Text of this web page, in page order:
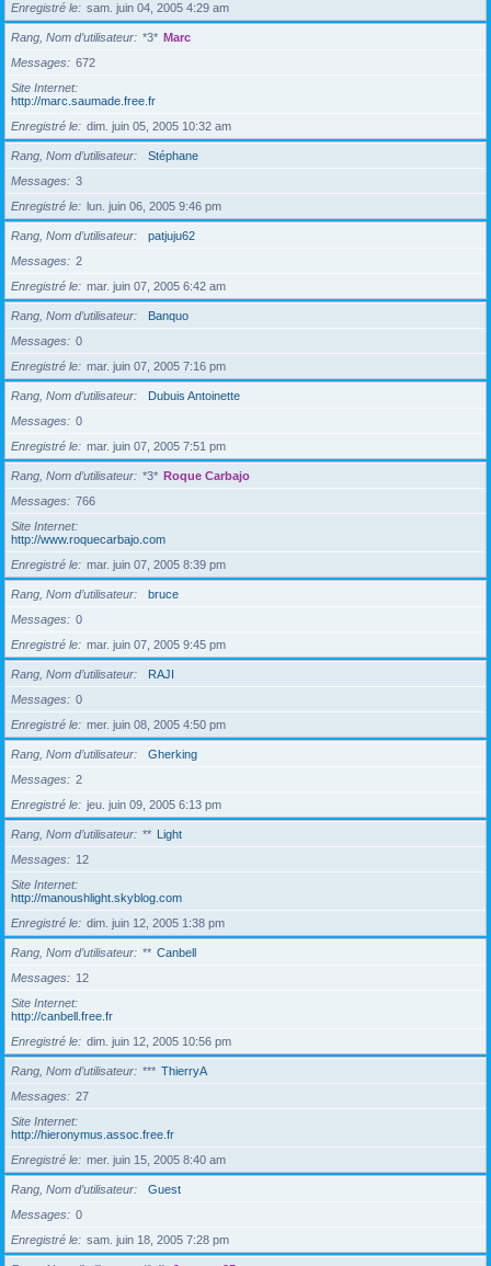
Enregistré le
sam. juin 04, 2005 4:29 am
Rang, Nom d’utilisateur *3* Marc
Messages
672
Site Internet
http://marc.saumade.free.fr
Enregistré le
dim. juin 05, 2005 10:32 am
Rang, Nom d’utilisateur
Stéphane
Messages
3
Enregistré le
lun. juin 06, 2005 9:46 pm
Rang, Nom d’utilisateur
patjuju62
Messages
2
Enregistré le
mar. juin 07, 2005 6:42 am
Rang, Nom d’utilisateur
Banquo
Messages
0
Enregistré le
mar. juin 07, 2005 7:16 pm
Rang, Nom d’utilisateur
Dubuis Antoinette
Messages
0
Enregistré le
mar. juin 07, 2005 7:51 pm
Rang, Nom d’utilisateur *3* Roque Carbajo
Messages
766
Site Internet
http://www.roquecarbajo.com
Enregistré le
mar. juin 07, 2005 8:39 pm
Rang, Nom d’utilisateur
bruce
Messages
0
Enregistré le
mar. juin 07, 2005 9:45 pm
Rang, Nom d’utilisateur
RAJI
Messages
0
Enregistré le
mer. juin 08, 2005 4:50 pm
Rang, Nom d’utilisateur
Gherking
Messages
2
Enregistré le
jeu. juin 09, 2005 6:13 pm
Rang, Nom d’utilisateur ** Light
Messages
12
Site Internet
http://manoushlight.skyblog.com
Enregistré le
dim. juin 12, 2005 1:38 pm
Rang, Nom d’utilisateur ** Canbell
Messages
12
Site Internet
http://canbell.free.fr
Enregistré le
dim. juin 12, 2005 10:56 pm
Rang, Nom d’utilisateur *** ThierryA
Messages
27
Site Internet
http://hieronymus.assoc.free.fr
Enregistré le
mer. juin 15, 2005 8:40 am
Rang, Nom d’utilisateur
Guest
Messages
0
Enregistré le
sam. juin 18, 2005 7:28 pm